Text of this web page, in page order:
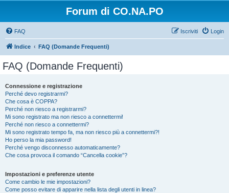
Forum di CO.NA.PO
FAQ Login
Iscriviti
Indice FAQ (Domande Frequenti)
FAQ (Domande Frequenti)
Connessione e registrazione
Perché devo registrarmi?
Che cosa è COPPA?
Perché non riesco a registrarmi?
Mi sono registrato ma non riesco a connettermi!
Perché non riesco a connettermi?
Mi sono registrato tempo fa, ma non riesco più a connettermi?!
Ho perso la mia password!
Perché vengo disconnesso automaticamente?
Che cosa provoca il comando “Cancella cookie”?
Impostazioni e preferenze utente
Come cambio le mie impostazioni?
Come posso evitare di apparire nella lista degli utenti in linea?